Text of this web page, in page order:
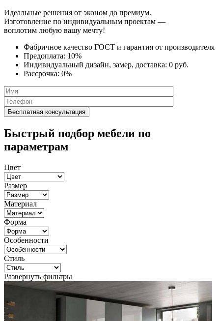
Идеальные решения от эконом до премиум.
Изготовление по индивидуальным проектам —
воплотим любую вашу мечту!
Фабричное качество ГОСТ и гарантия от производителя
Предоплата: 10%
Индивидуальный дизайн, замер, доставка: 0 руб.
Рассрочка: 0%
Быстрый подбор мебели по
параметрам
Цвет
Размер
Материал
Форма
Особенности
Стиль
Развернуть фильтры